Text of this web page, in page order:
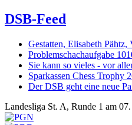
DSB-Feed
Gestatten, Elisabeth Pähtz,
Problemschachaufgabe
Sie kann so vieles - vor
Sparkassen Chess Trophy
Der DSB geht eine neue
Landesliga St. A, Runde 1 am